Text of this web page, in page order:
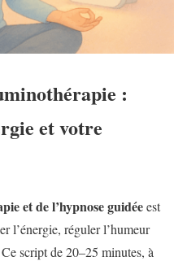
:
et votre
et de l’hypnose guidéeest
l’énergie, réguler l’humeur
script de 20–25 minutes, à